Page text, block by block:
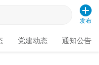
发布
党建动态 通知公告